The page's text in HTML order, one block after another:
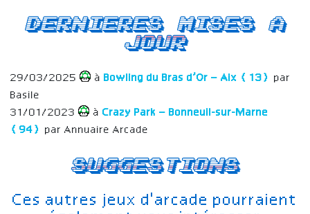
Suggestions
Ces autres jeux d'arcade pourraient
Dernieres mises a
jour
29/03/2025 à Bowling du Bras d’Or – Aix (13)
par
Basile
31/01/2023
à Crazy Park – Bonneuil-sur-Marne
(94)
par Annuaire Arcade